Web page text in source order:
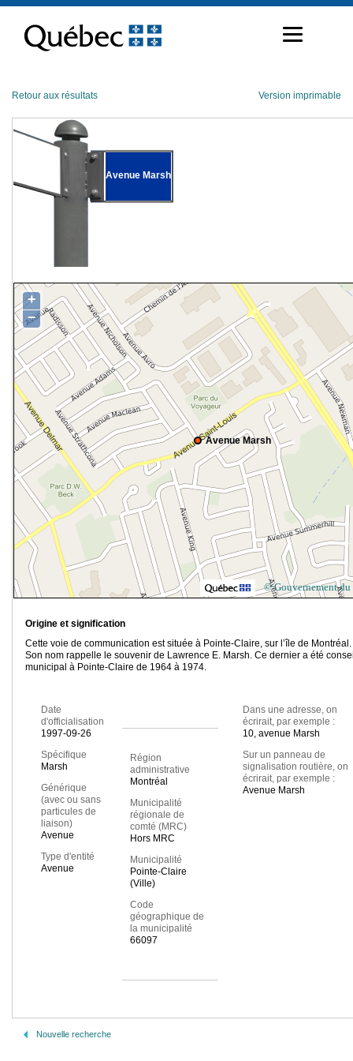
contenu
Retour aux résultats Version imprimable
Avenue Marsh
Avenue Marsh
+
−
© Gouvernement du
Origine et signification
Cette voie de communication est située à Pointe-Claire, sur l’île de Montréal.
Son nom rappelle le souvenir de Lawrence E. Marsh. Ce dernier a été
municipal à Pointe-Claire de 1964 à 1974.
Date
d'officialisation
1997-09-26
Spécifique
Marsh
Générique
(avec ou sans
particules de
liaison)
Avenue
Type d'entité
Avenue
Région
administrative
Montréal
Municipalité
régionale de
comté (MRC)
Hors MRC
Municipalité
Pointe-Claire
(Ville)
Code
géographique de
la municipalité
66097
Dans une adresse, on
écrirait, par exemple :
10, avenue Marsh
Sur un panneau de
signalisation routière, on
écrirait, par exemple :
Avenue Marsh
Nouvelle recherche